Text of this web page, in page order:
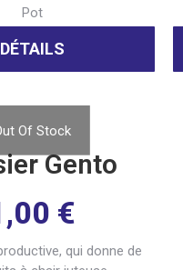
Pot
DÉTAILS
Of Stock
Gento
€
qui donne de